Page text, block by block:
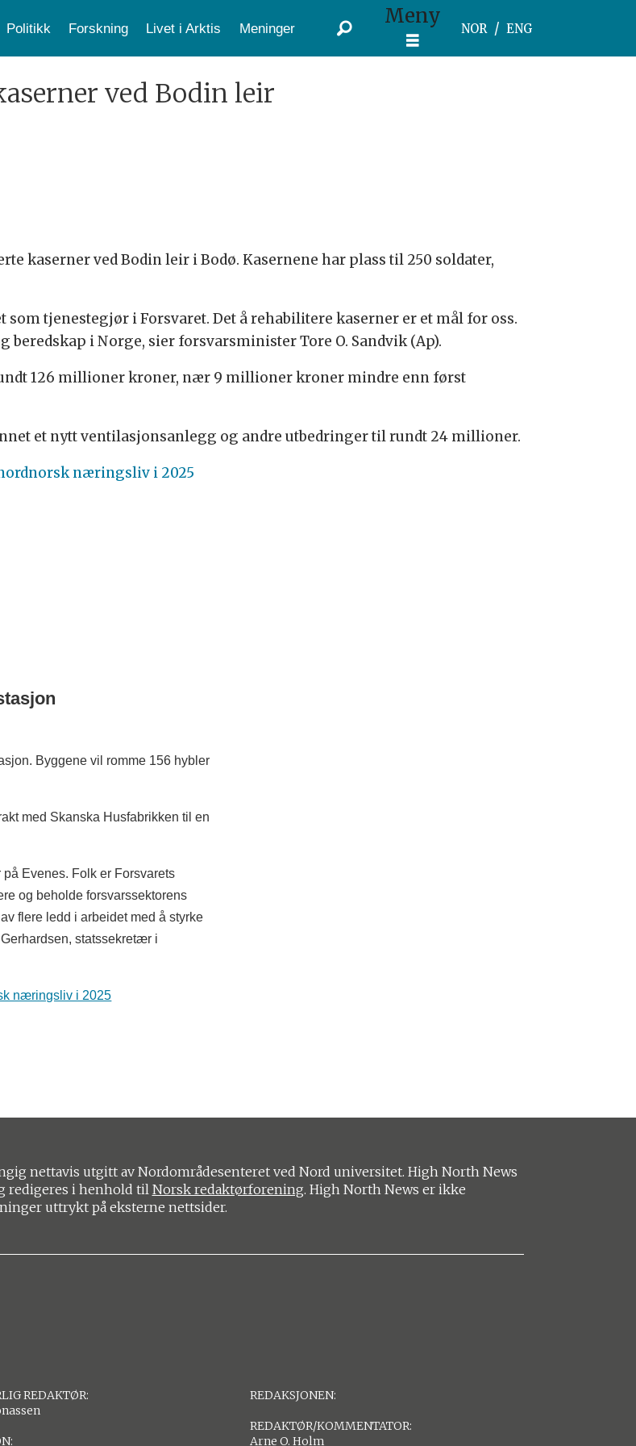
Politikk Forskning Livet i Arktis Meninger Meny
NOR ENG
ved Bodin leir
kaserner ved Bodin leir i Bodø. Kasernene har plass til 250 soldater,
tjenestegjør i Forsvaret. Det å rehabilitere kaserner er et mål for oss.
i Norge, sier forsvarsminister Tore O. Sandvik (Ap).
126 millioner kroner, nær 9 millioner kroner mindre enn først
et nytt ventilasjonsanlegg og andre utbedringer til rundt 24 millioner.
næringsliv i 2025
Byggene vil romme 156 hybler
med Skanska Husfabrikken til en
Evenes. Folk er Forsvarets
og beholde forsvarssektorens
flere ledd i arbeidet med å styrke
statssekretær i
næringsliv i 2025
nettavis utgitt av Nordområdesenteret ved Nord universitet. High North News
redigeres i henhold til Norsk redaktørforening. High North News er ikke
uttrykt på eksterne nettsider.
REDAKTØR:
REDAKSJONEN:
REDAKTØR/KOMMENTATOR:
Arne O. Holm